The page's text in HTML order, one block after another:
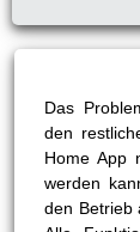
Das
den
Home App
werden
den Betrieb